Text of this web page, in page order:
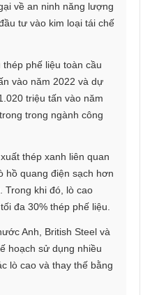
về an ninh năng lượng
tư vào kim loại tái chế
phế liệu toàn cầu
vào năm 2022 và dự
triệu tấn vào năm
trong ngành công
thép xanh liên quan
hồ quang điện sạch hơn
Trong khi đó, lò cao
đa 30% thép phế liệu.
Anh, British Steel và
hoạch sử dụng nhiều
lò cao và thay thế bằng